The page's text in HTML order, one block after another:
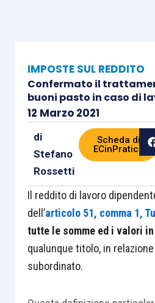
IMPOSTE SUL REDDITO
Confermato il
buoni pasto in caso di
12 Marzo 2021
di
Stefano
Rossetti
Scheda di
ECinPratica
Il reddito di lavoro
dell’articolo 51, comma 1,
tutte le somme ed i valori
qualunque titolo, in
subordinato.